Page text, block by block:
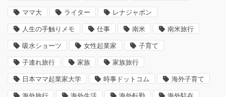
ママ大 ライター レナジャポン
人生の手触りメモ 仕事 南米 南米旅行
吸水ショーツ 女性起業家 子育て
子連れ旅行 家族 家族旅行
日本ママ起業家大学 時事ドットコム 海外子育て